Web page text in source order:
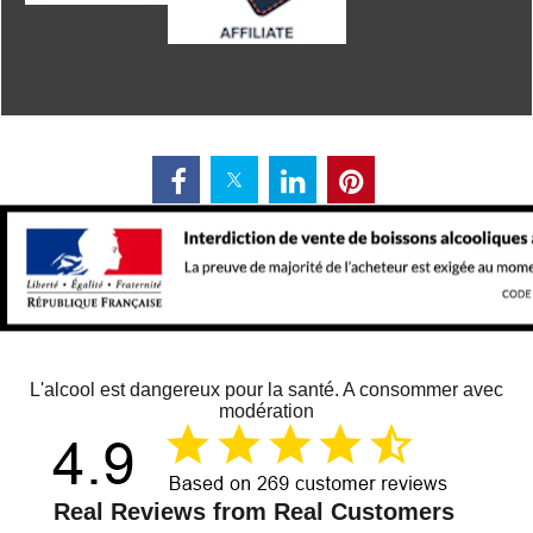
L'alcool est dangereux pour la santé. A consommer avec
modération